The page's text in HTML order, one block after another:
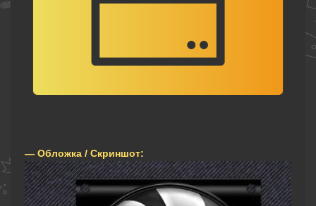
— Обложка / Скриншот: